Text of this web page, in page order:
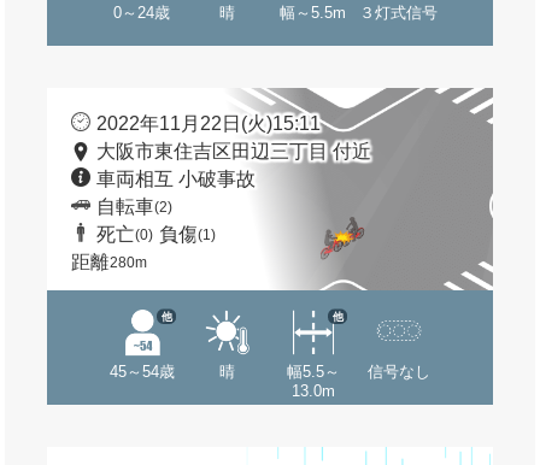
0～24歳 晴 幅～5.5m ３灯式信号
2022年11月22日(火)15:11
大阪市東住吉区田辺三丁目 付近
車両相互 小破事故
自転車(2)
死亡(0) 負傷(1)
距離280m
45～54歳
他
晴
幅5.5～
13.0m
他
信号なし